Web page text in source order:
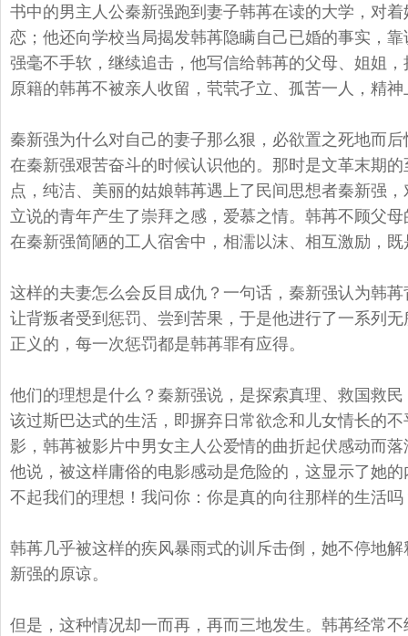
书中的男主人公秦新强跑到妻子韩苒在读的大学， 对着
恋； 他还向学校当局揭发韩苒隐瞒自己已婚的事实，
强毫不手软，继续追击， 他写信给韩苒的父母、姐姐
原籍的韩苒不被亲人收留，茕茕孑立、 孤苦一人，精
秦新强为什么对自己的妻子那么狠，必欲置之死地而
在秦新强艰苦奋斗的时候认识他的。 那时是文革末期
点， 纯洁、美丽的姑娘韩苒遇上了民间思想者秦新强，
立说的青年产生了崇拜之感，爱慕之情。 韩苒不顾父
在秦新强简陋的工人宿舍中，相濡以沫、相互激励，
这样的夫妻怎么会反目成仇？一句话， 秦新强认为韩
让背叛者受到惩罚、尝到苦果， 于是他进行了一系列
正义的，每一次惩罚都是韩苒罪有应得。
他们的理想是什么？秦新强说，是探索真理、救国救民
该过斯巴达式的生活， 即摒弃日常欲念和儿女情长的
影， 韩苒被影片中男女主人公爱情的曲折起伏感动而落
他说， 被这样庸俗的电影感动是危险的， 这显示了她的
不起我们的理想！我问你：你是真的向往那样的生活吗
韩苒几乎被这样的疾风暴雨式的训斥击倒，她不停地解
新强的原谅。
但是，这种情况却一而再，再而三地发生。 韩苒经常